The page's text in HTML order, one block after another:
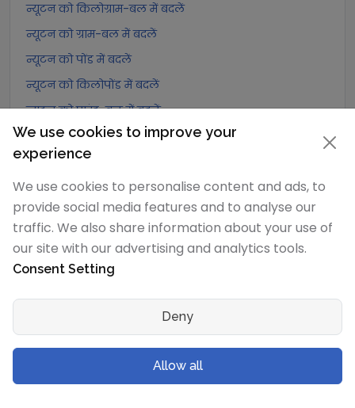
न्यूटन को किलोग्राम-बल में बदलें
न्यूटन को ग्राम-बल में बदलें
न्यूटन को पोंड में बदलें
न्यूटन को किलोपोंड में बदलें
न्यूटन को पाउंड-बल में बदलें
न्यूटन को औंस-बल में बदलें
न्यूटन को किलोपाउंड-बल में बदलें
डेसीन्यूटन रूपांतरण
डेसीन्यूटन को एक्सान्यूटन में बदलें
डेसीन्यूटन को पेटान्यूटन में बदलें
डेसीन्यूटन को गीगान्यूटन में बदलें
डेसीन्यूटन को मेगान्यूटन में बदलें
डेसीन्यूटन को किलोन्यूटन में बदलें
डेसीन्यूटन को हेक्टोन्यूटन में बदलें
We use cookies to improve your
experience
We use cookies to personalise content and ads, to
provide social media features and to analyse our
traffic. We also share information about your use of
our site with our advertising and analytics tools.
Consent Setting
Deny
Allow all